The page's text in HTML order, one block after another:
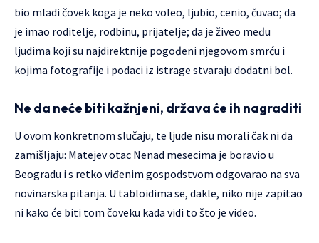
bio mladi čovek koga je neko voleo, ljubio, cenio, čuvao; da
je imao roditelje, rodbinu, prijatelje; da je živeo među
ljudima koji su najdirektnije pogođeni njegovom smrću i
kojima fotografije i podaci iz istrage stvaraju dodatni bol.
Ne da neće biti kažnjeni, država će ih nagraditi
U ovom konkretnom slučaju, te ljude nisu morali čak ni da
zamišljaju: Matejev otac Nenad mesecima je boravio u
Beogradu i s retko viđenim gospodstvom odgovarao na sva
novinarska pitanja. U tabloidima se, dakle, niko nije zapitao
ni kako će biti tom čoveku kada vidi to što je video.